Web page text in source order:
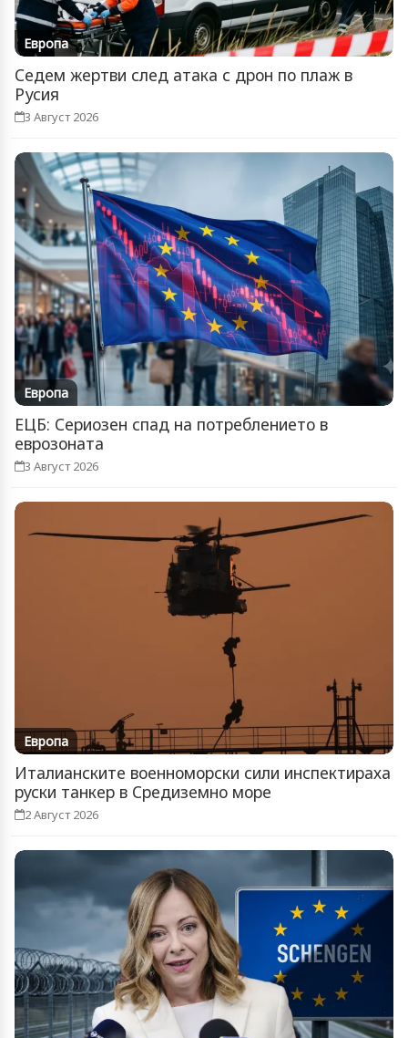
Европа
Седем жертви след атака с дрон по плаж в
Русия
3 Август 2026
Европа
ЕЦБ: Сериозен спад на потреблението в
еврозоната
3 Август 2026
Европа
Италианските военноморски сили инспектираха
руски танкер в Средиземно море
2 Август 2026